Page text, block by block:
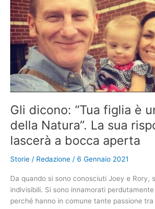
58.000
in
chirurgia
plastica
diventare
la
gemella
di
sua
figlia
Gli dicono: “Tua figlia è
della Natura”. La sua
lascerà a bocca aperta
Storie / Redazione / 6 Gennaio 2021
Da quando si sono conosciuti Joey e Rory,
indivisibili. Si sono innamorati perdutamente
perché hanno in comune tante passione tra